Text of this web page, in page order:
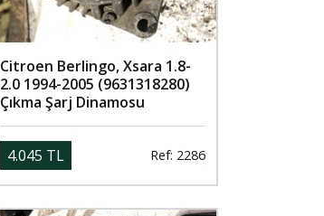
Citroen Berlingo, Xsara 1.8-
2.0 1994-2005 (9631318280)
Çıkma Şarj Dinamosu
4.045 TL Ref: 2286